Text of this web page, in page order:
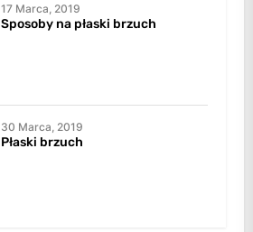
17 Marca, 2019
Sposoby na płaski brzuch
30 Marca, 2019
Płaski brzuch